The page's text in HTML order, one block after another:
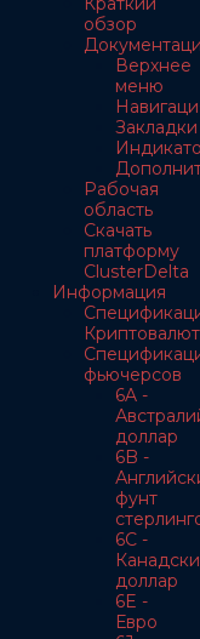
обзор
Верхнее
меню
Закладки
Рабочая
область
Скачать
платформу
ClusterDelta
Информация
Криптовалют
фьючерсов
6A -
доллар
6B -
фунт
6C -
доллар
6E -
Евро